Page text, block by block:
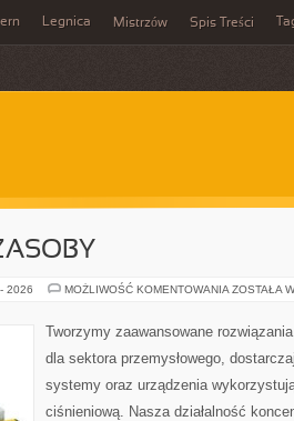
Legnica Mistrzów Spis Treści
2026 MOŻLIWOŚĆ KOMENTOWANIA ZOSTAŁA
Tworzymy zaawansowane
dla sektora przemysłowego,
systemy oraz urządzenia
ciśnieniową. Nasza działalność